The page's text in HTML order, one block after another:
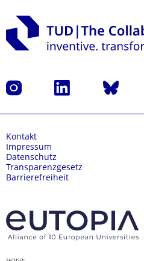
Instagram LinkedIn Bluesky
Kontakt
Impressum
Datenschutz
Transparenzgesetz
Barrierefreiheit